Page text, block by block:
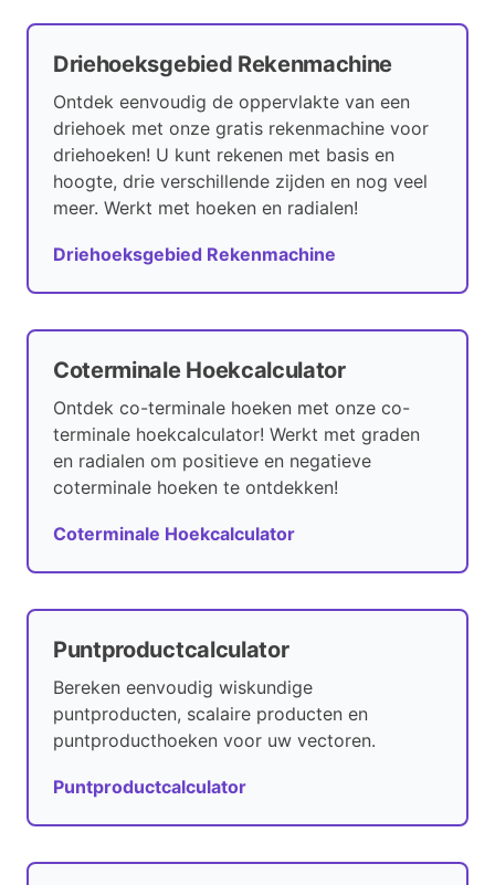
Driehoeksgebied Rekenmachine
Ontdek eenvoudig de oppervlakte van een
driehoek met onze gratis rekenmachine voor
driehoeken! U kunt rekenen met basis en
hoogte, drie verschillende zijden en nog veel
meer. Werkt met hoeken en radialen!
Driehoeksgebied Rekenmachine
Coterminale Hoekcalculator
Ontdek co-terminale hoeken met onze co-
terminale hoekcalculator! Werkt met graden
en radialen om positieve en negatieve
coterminale hoeken te ontdekken!
Coterminale Hoekcalculator
Puntproductcalculator
Bereken eenvoudig wiskundige
puntproducten, scalaire producten en
puntproducthoeken voor uw vectoren.
Puntproductcalculator